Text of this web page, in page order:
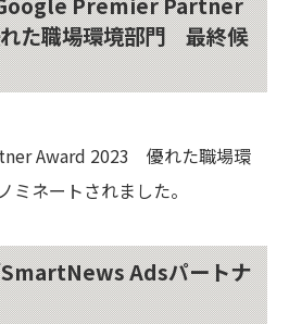
た職場環境部門 最終候
Award 2023 優れた職場環
ネートされました。
Adsパートナ